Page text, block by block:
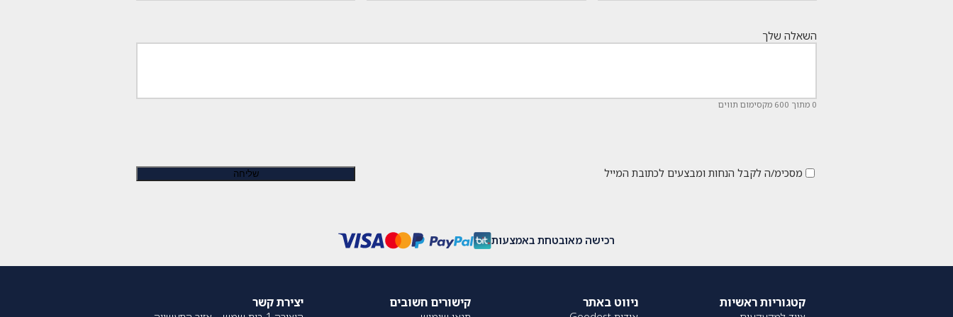
השאלה שלך
0 מתוך 600 מקסימום תווים
מסכימ/ה לקבל הנחות ומבצעים לכתובת המייל
רכישה מאובטחת באמצעות
קטגוריות ראשיות ניווט באתר קישורים חשובים יצירת קשר